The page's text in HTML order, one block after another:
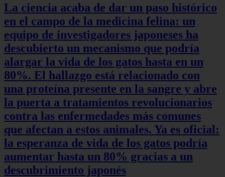
La ciencia acaba de dar un paso histórico
en el campo de la medicina felina: un
equipo de investigadores japoneses ha
descubierto un mecanismo que podría
alargar la vida de los gatos hasta en un
80%. El hallazgo está relacionado con
una proteína presente en la sangre y abre
la puerta a tratamientos revolucionarios
contra las enfermedades más comunes
que afectan a estos animales. Ya es oficial:
la esperanza de vida de los gatos podría
aumentar hasta un 80% gracias a un
descubrimiento japonés